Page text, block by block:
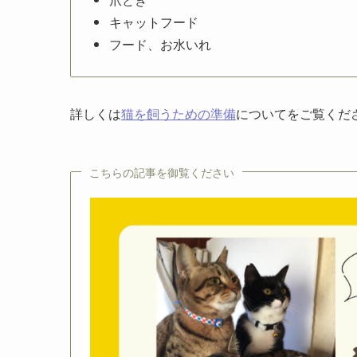
キャットフード
フード、お水いれ
詳しくは猫を飼うための準備についてをご覧くだ
こちらの記事を御覧ください